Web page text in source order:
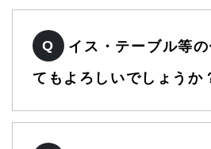
Q
イス・テーブル等
てもよろしいでしょうか